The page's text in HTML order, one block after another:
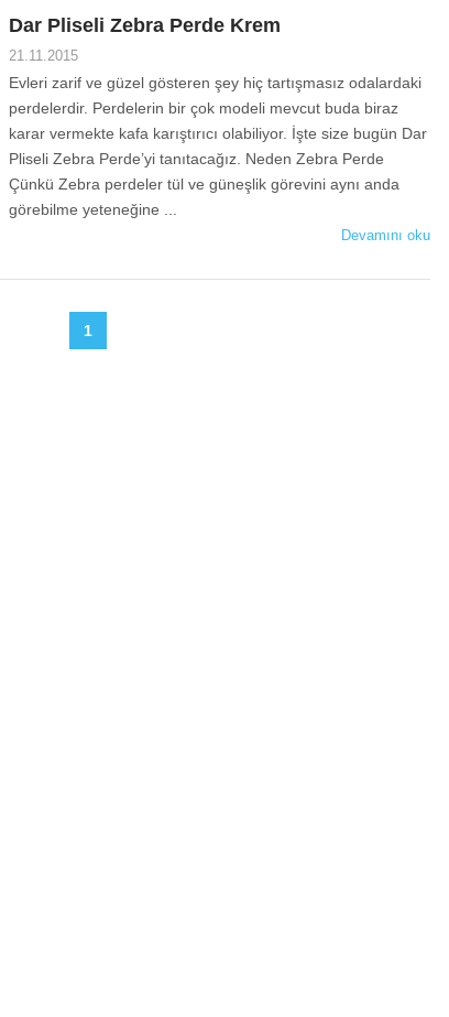
Dar Pliseli Zebra Perde Krem
21.11.2015
Evleri zarif ve güzel gösteren şey hiç tartışmasız odalardaki
perdelerdir. Perdelerin bir çok modeli mevcut buda biraz
karar vermekte kafa karıştırıcı olabiliyor. İşte size bugün Dar
Pliseli Zebra Perde’yi tanıtacağız. Neden Zebra Perde
Çünkü Zebra perdeler tül ve güneşlik görevini aynı anda
görebilme yeteneğine ...
Devamını oku
1